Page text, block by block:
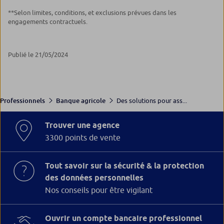
**Selon limites, conditions, et exclusions prévues dans les
engagements contractuels.
Publié le 21/05/2024
Professionnels Banque agricole Des solutions pour ass...
Trouver une agence
3300 points de vente
Tout savoir sur la sécurité & la protection
des données personnelles
Nos conseils pour être vigilant
Ouvrir un compte bancaire professionnel